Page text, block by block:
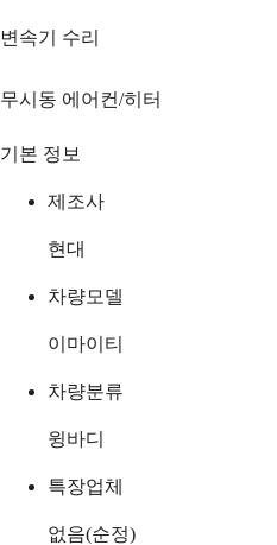
변속기 수리
무시동 에어컨/히터
기본 정보
제조사
현대
차량모델
이마이티
차량분류
윙바디
특장업체
없음(순정)